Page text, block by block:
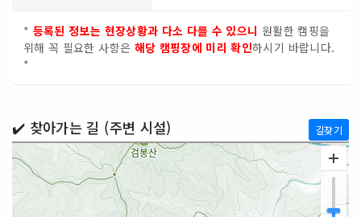
* 등록된 정보는 현장상황과 다소 다를 수 있으니 원활한 캠핑을
위해 꼭 필요한 사항은 해당 캠핑장에 미리 확인하시기 바랍니다.
*
✔️ 찾아가는 길 (주변 시설) 길찾기